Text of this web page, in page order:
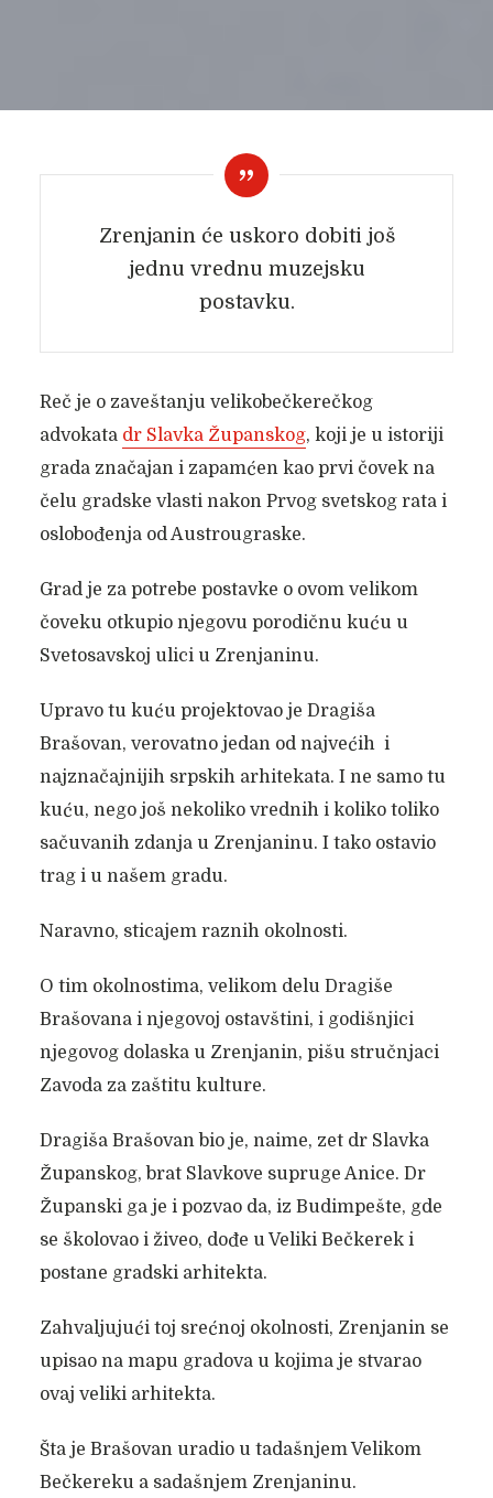
Zrenjanin će uskoro dobiti još
jednu vrednu muzejsku
postavku.
Reč je o zaveštanju velikobečkerečkog
advokata dr Slavka Županskog, koji je u istoriji
grada značajan i zapamćen kao prvi čovek na
čelu gradske vlasti nakon Prvog svetskog rata i
oslobođenja od Austrougraske.
Grad je za potrebe postavke o ovom velikom
čoveku otkupio njegovu porodičnu kuću u
Svetosavskoj ulici u Zrenjaninu.
Upravo tu kuću projektovao je Dragiša
Brašovan, verovatno jedan od najvećih i
najznačajnijih srpskih arhitekata. I ne samo tu
kuću, nego još nekoliko vrednih i koliko toliko
sačuvanih zdanja u Zrenjaninu. I tako ostavio
trag i u našem gradu.
Naravno, sticajem raznih okolnosti.
O tim okolnostima, velikom delu Dragiše
Brašovana i njegovoj ostavštini, i godišnjici
njegovog dolaska u Zrenjanin, pišu stručnjaci
Zavoda za zaštitu kulture.
Dragiša Brašovan bio je, naime, zet dr Slavka
Županskog, brat Slavkove supruge Anice. Dr
Županski ga je i pozvao da, iz Budimpešte, gde
se školovao i živeo, dođe u Veliki Bečkerek i
postane gradski arhitekta.
Zahvaljujući toj srećnoj okolnosti, Zrenjanin se
upisao na mapu gradova u kojima je stvarao
ovaj veliki arhitekta.
Šta je Brašovan uradio u tadašnjem Velikom
Bečkereku a sadašnjem Zrenjaninu.